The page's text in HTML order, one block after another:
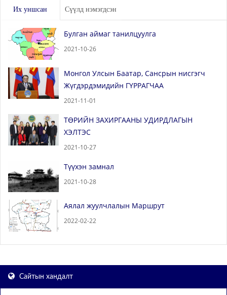
Их уншсан Сүүлд нэмэгдсэн
Булган аймаг танилцуулга
2021-10-26
Монгол Улсын Баатар, Сансрын нисгэгч
Жүгдэрдэмидийн ГҮРРАГЧАА
2021-11-01
ТӨРИЙН ЗАХИРГААНЫ УДИРДЛАГЫН
ХЭЛТЭС
2021-10-27
Түүхэн замнал
2021-10-28
Аялал жуулчлалын Маршрут
2022-02-22
Сайтын хандалт